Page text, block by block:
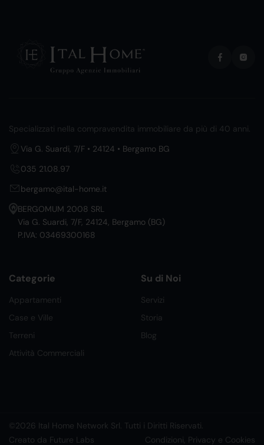
Specializzati nella compravendita immobiliare da più di 40 anni.
Via G. Suardi, 7/F • 24124 • Bergamo BG
035 21.08.97
bergamo@ital-home.it
BERGOMUM 2008 SRL
Via G. Suardi, 7/F, 24124, Bergamo (BG)
P.IVA: 03469300168
Categorie
Appartamenti
Case e Ville
Terreni
Attività Commerciali
Su di Noi
Servizi
Storia
Blog
©2026 Ital Home Network Srl. Tutti i Diritti Riservati.
Creato da Future Labs
Condizioni, Privacy e Cookies